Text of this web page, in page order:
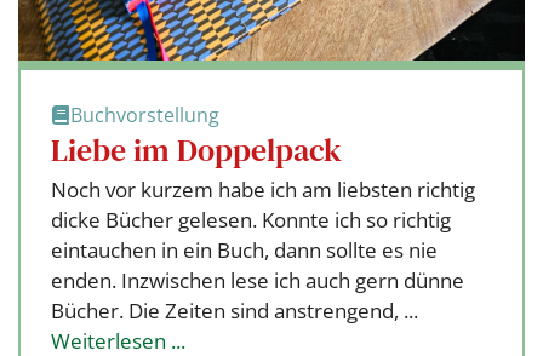
Buchvorstellung
Liebe im Doppelpack
Noch vor kurzem habe ich am liebsten richtig
dicke Bücher gelesen. Konnte ich so richtig
eintauchen in ein Buch, dann sollte es nie
enden. Inzwischen lese ich auch gern dünne
Bücher. Die Zeiten sind anstrengend, ...
Weiterlesen ...